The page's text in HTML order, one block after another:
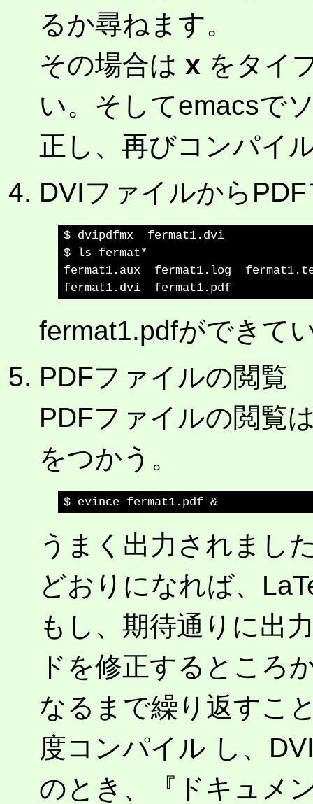
るか尋ねます。
その場合は x をタイ
い。そしてemacsで
正し、再びコンパイ
DVIファイルから
$ dvipdfmx  fermat1.dvi
$ ls fermat*
fermat1.aux  fermat1.log
fermat1.pdfができて
PDFファイルの閲覧
PDFファイルの閲覧
をつかう。
うまく出力されまし
どおりになれば、
もし、期待通りに出
ドを修正するところ
なるまで繰り返すこ
度コンパイル し、
のとき、『ドキュメ